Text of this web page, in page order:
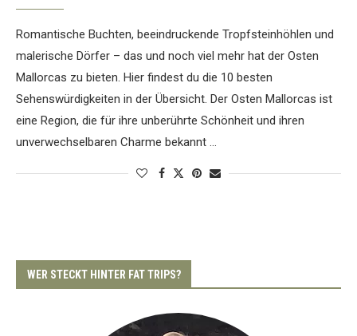
Romantische Buchten, beeindruckende Tropfsteinhöhlen und
malerische Dörfer – das und noch viel mehr hat der Osten
Mallorcas zu bieten. Hier findest du die 10 besten
Sehenswürdigkeiten in der Übersicht. Der Osten Mallorcas ist
eine Region, die für ihre unberührte Schönheit und ihren
unverwechselbaren Charme bekannt …
WER STECKT HINTER FAT TRIPS?